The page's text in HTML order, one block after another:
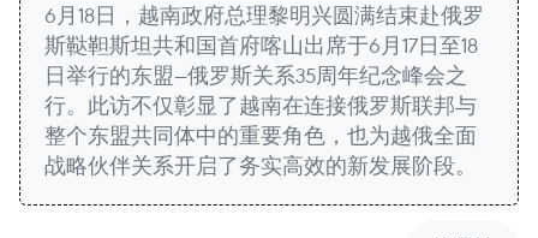
6月18日，越南政府总理黎明兴圆满结束赴俄罗
斯鞑靼斯坦共和国首府喀山出席于6月17日至18
日举行的东盟—俄罗斯关系35周年纪念峰会之
行。此访不仅彰显了越南在连接俄罗斯联邦与
整个东盟共同体中的重要角色，也为越俄全面
战略伙伴关系开启了务实高效的新发展阶段。